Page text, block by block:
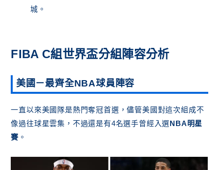
城。
FIBA C組世界盃分組陣容分析
美國－最齊全NBA球員陣容
一直以來美國隊是熱門奪冠首選，儘管美國對這次組成不
像過往球星雲集，不過還是有4名選手曾經入選NBA明星
賽 。